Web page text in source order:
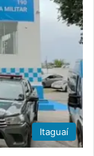
Itaguaí